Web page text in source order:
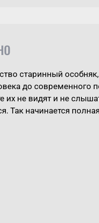
старинный
до
их не видят и не
Так начинается